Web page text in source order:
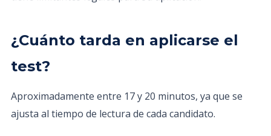
¿Cuánto tarda en aplicarse el
test?
Aproximadamente entre 17 y 20 minutos, ya que se
ajusta al tiempo de lectura de cada candidato.